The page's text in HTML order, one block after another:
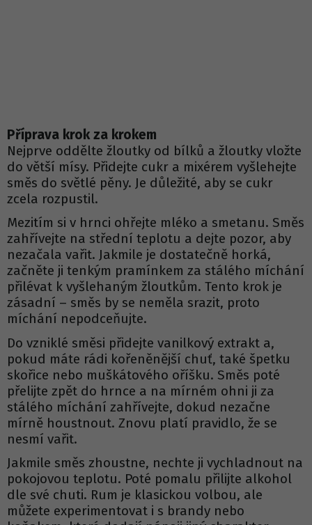
Příprava krok za krokem
Nejprve oddělte žloutky od bílků a žloutky vložte
do větší mísy. Přidejte cukr a mixérem vyšlehejte
směs do světlé pěny. Je důležité, aby se cukr
zcela rozpustil.
Mezitím si v hrnci ohřejte mléko a smetanu. Směs
zahřívejte na střední teplotu a dejte pozor, aby
nezačala vařit. Jakmile je dostatečně horká,
začněte ji tenkým pramínkem za stálého míchání
přilévat k vyšlehaným žloutkům. Tento krok je
zásadní – směs by se neměla srazit, proto
míchání nepodceňujte.
Do vzniklé směsi přidejte vanilkový extrakt a,
pokud máte rádi kořeněnější chuť, také špetku
skořice nebo muškátového oříšku. Směs poté
přelijte zpět do hrnce a na mírném ohni ji za
stálého míchání zahřívejte, dokud nezačne
mírně houstnout. Znovu platí pravidlo, že se
nesmí vařit.
Jakmile směs zhoustne, nechte ji vychladnout na
pokojovou teplotu. Poté pomalu přilijte alkohol
dle své chuti. Rum je klasickou volbou, ale
můžete experimentovat i s brandy nebo